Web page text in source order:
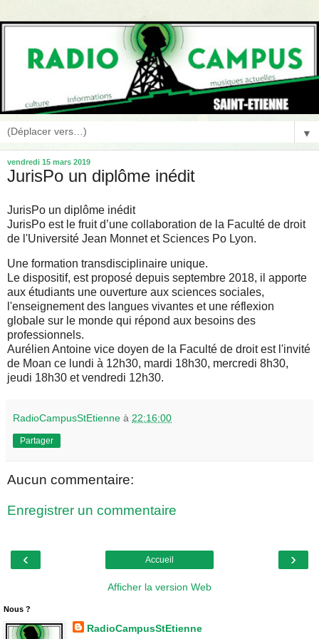
▼
vendredi 15 mars 2019
JurisPo un diplôme inédit
JurisPo un diplôme inédit
JurisPo est le fruit d’une collaboration de la Faculté de droit
de l'Université Jean Monnet et Sciences Po Lyon.
Une formation transdisciplinaire unique.
Le dispositif, est proposé depuis septembre 2018, il apporte
aux étudiants une ouverture aux sciences sociales,
l'enseignement des langues vivantes et une réflexion
globale sur le monde qui répond aux besoins des
professionnels.
Aurélien Antoine vice doyen de la Faculté de droit est l'invité
de Moan ce lundi à 12h30, mardi 18h30, mercredi 8h30,
jeudi 18h30 et vendredi 12h30.
RadioCampusStEtienne à 22:16:00
Partager
Aucun commentaire:
Enregistrer un commentaire
‹ ›
Accueil
Afficher la version Web
Nous ?
RadioCampusStEtienne